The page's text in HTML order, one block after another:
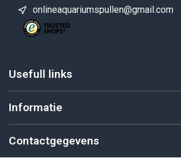
onlineaquariumspullen@gmail.com
Usefull links
Informatie
Contactgegevens